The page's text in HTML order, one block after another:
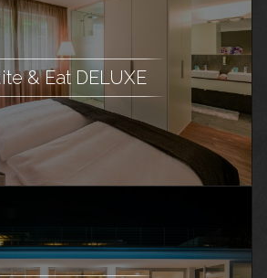
& Eat DELUXE